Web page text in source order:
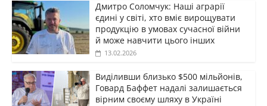
Дмитро Соломчук: Наші аграрії
єдині у світі, хто вміє вирощувати
продукцію в умовах сучасної війни
й може навчити цього інших
13.02.2026
Виділивши близько $500 мільйонів,
Говард Баффет надалі залишається
вірним своєму шляху в Україні